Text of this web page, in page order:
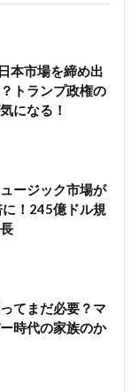
本市場を締め出
トランプ政権の
になる！
ージック市場が
！245億ドル規
てまだ必要？マ
時代の家族のか